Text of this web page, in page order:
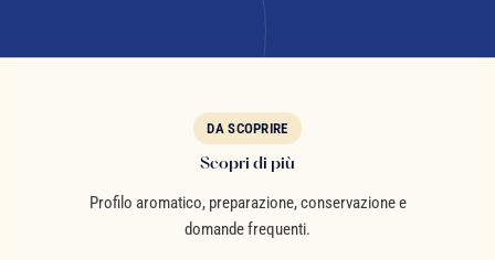
DA SCOPRIRE
Scopri di più
Profilo aromatico, preparazione, conservazione e
domande frequenti.